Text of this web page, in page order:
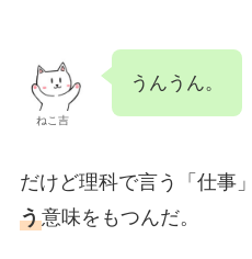
ねこ吉
うんうん。
だけど理科で言う「仕事
う意味をもつんだ。